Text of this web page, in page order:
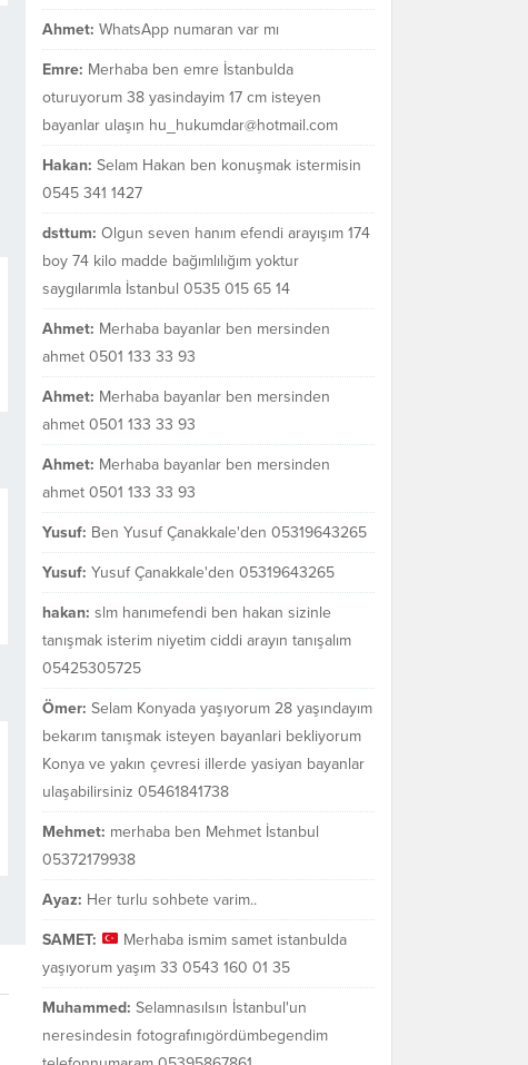
Ahmet: WhatsApp numaran var mı
Emre: Merhaba ben emre İstanbulda
oturuyorum 38 yasindayim 17 cm isteyen
bayanlar ulaşın hu_hukumdar@hotmail.com
Hakan: Selam Hakan ben konuşmak istermisin
0545 341 1427
dsttum: Olgun seven hanım efendi arayışım 174
boy 74 kilo madde bağımlılığım yoktur
saygılarımla İstanbul 0535 015 65 14
Ahmet: Merhaba bayanlar ben mersinden
ahmet 0501 133 33 93
Ahmet: Merhaba bayanlar ben mersinden
ahmet 0501 133 33 93
Ahmet: Merhaba bayanlar ben mersinden
ahmet 0501 133 33 93
Yusuf: Ben Yusuf Çanakkale'den 05319643265
Yusuf: Yusuf Çanakkale'den 05319643265
hakan: slm hanımefendi ben hakan sizinle
tanışmak isterim niyetim ciddi arayın tanışalım
05425305725
Ömer: Selam Konyada yaşıyorum 28 yaşındayım
bekarım tanışmak isteyen bayanlari bekliyorum
Konya ve yakın çevresi illerde yasiyan bayanlar
ulaşabilirsiniz 05461841738
Mehmet: merhaba ben Mehmet İstanbul
05372179938
Ayaz: Her turlu sohbete varim..
SAMET:
Merhaba ismim samet istanbulda
yaşıyorum yaşım 33 0543 160 01 35
Muhammed: Selamnasılsın İstanbul'un
neresindesin fotografınıgördümbegendim